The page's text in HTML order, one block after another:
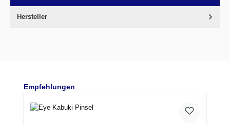
Hersteller
Produktgalerie überspringen
Empfehlungen